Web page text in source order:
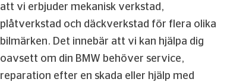
att vi erbjuder mekanisk verkstad,
plåtverkstad och däckverkstad för flera olika
bilmärken. Det innebär att vi kan hjälpa dig
oavsett om din BMW behöver service,
reparation efter en skada eller hjälp med